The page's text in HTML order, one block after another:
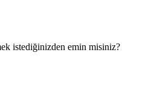
istediğinizden emin misiniz?